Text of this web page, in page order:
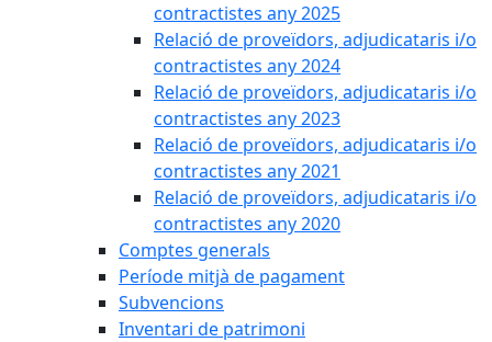
contractistes any 2025
Relació de proveïdors, adjudicataris i/o
contractistes any 2024
Relació de proveïdors, adjudicataris i/o
contractistes any 2023
Relació de proveïdors, adjudicataris i/o
contractistes any 2021
Relació de proveïdors, adjudicataris i/o
contractistes any 2020
Comptes generals
Període mitjà de pagament
Subvencions
Inventari de patrimoni